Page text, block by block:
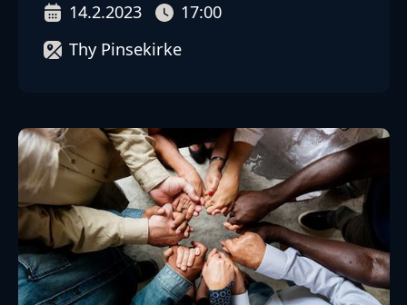
14.2.2023
17:00
Thy Pinsekirke